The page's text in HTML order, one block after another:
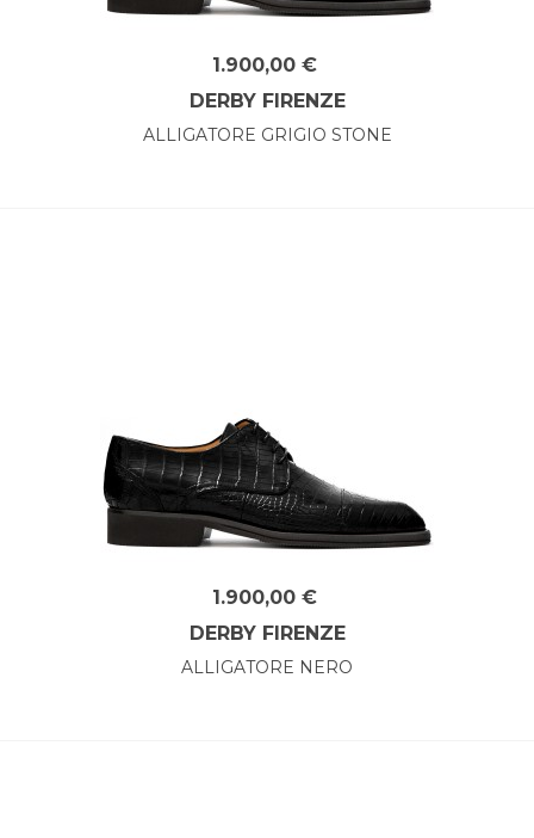
1.900,00 €
DERBY FIRENZE
ALLIGATORE GRIGIO STONE
1.900,00 €
DERBY FIRENZE
ALLIGATORE NERO